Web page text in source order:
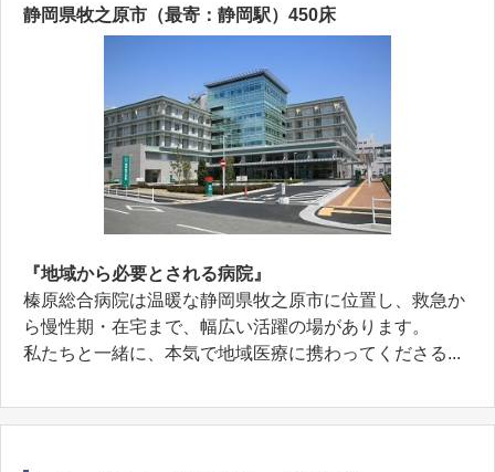
静岡県牧之原市（最寄：静岡駅）450床
『地域から必要とされる病院』
榛原総合病院は温暖な静岡県牧之原市に位置し、救急か
ら慢性期・在宅まで、幅広い活躍の場があります。
私たちと一緒に、本気で地域医療に携わってくださる...